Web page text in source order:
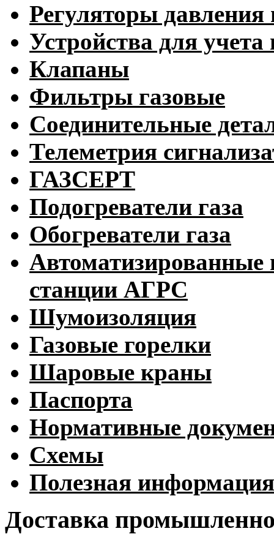
Регуляторы давления
Устройства для учета
Клапаны
Фильтры газовые
Соединительные
Телеметрия
ГАЗСЕРТ
Подогреватели газа
Обогреватели газа
Автоматизированные
станции АГРС
Шумоизоляция
Газовые горелки
Шаровые краны
Паспорта
Нормативные
Схемы
Полезная информация
Доставка